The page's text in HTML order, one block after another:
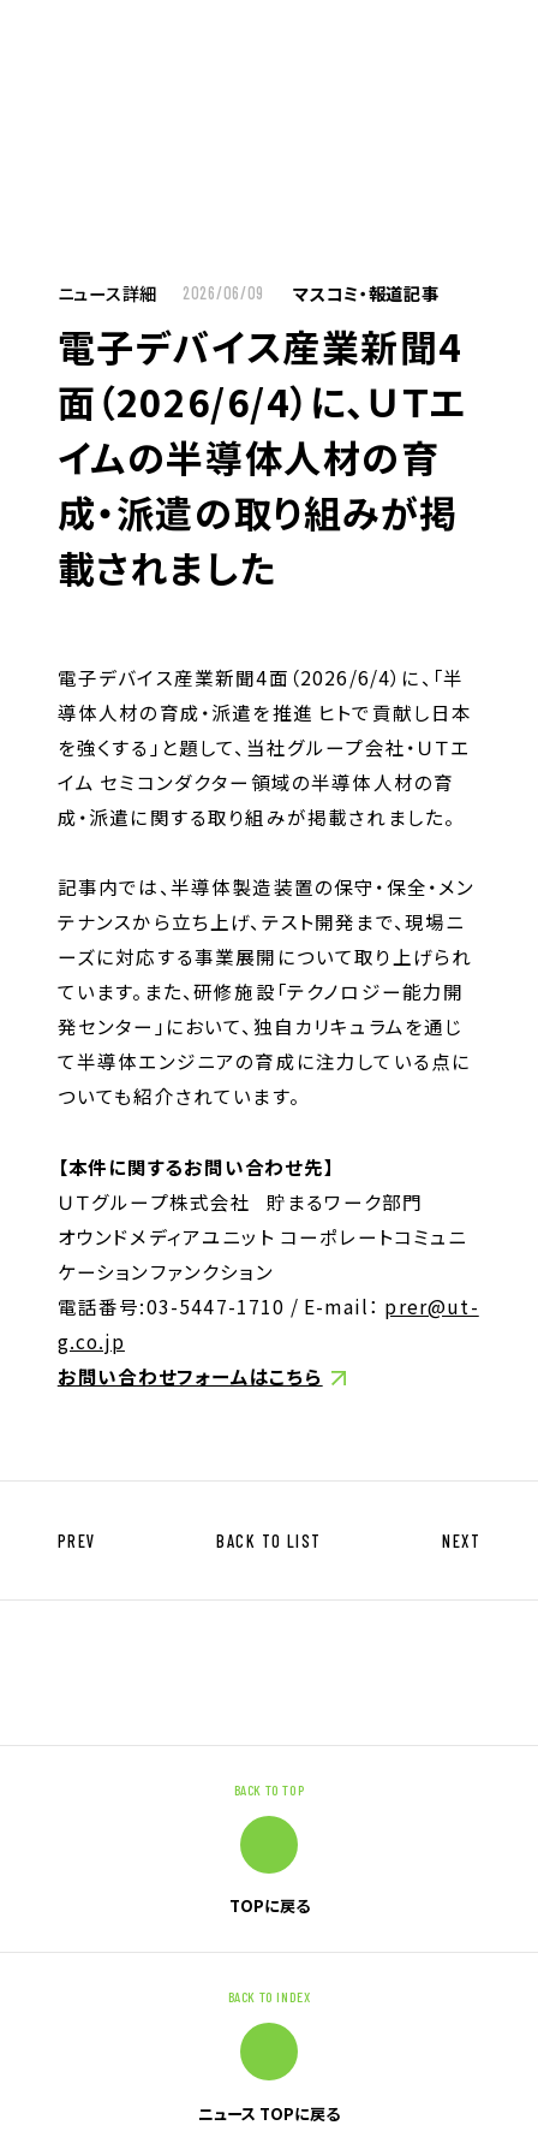
お仕事をお探しの方へ
お仕事をお探しの方へTOP
はたらく人への想い
UTグループの歩み
キャリア形成支援
求人サイト 貯まるワークはこちらか
企業のご担当者様へTOP
サービス・ソリューション一覧
事例紹介
サービスに関するお問い合わせ
お問い合わせ・ご相談
人材派遣・請負に関して
WEB お問い合わせ
資料請求
中途採用に関して
PR・ホームページに関して
サステナビリティ基本方針
株主・投資家の皆様へ
ニュース詳細 2026/06/09 マスコミ・報道記事
電子デバイス産業新聞4
面（2026/6/4）に、ＵＴエ
イムの半導体人材の育
成・派遣の取り組みが掲
載されました
電子デバイス産業新聞4面（2026/6/4）に、「半
導体人材の育成・派遣を推進 ヒトで貢献し日本
を強くする」と題して、当社グループ会社・ＵＴエ
イム セミコンダクター領域の半導体人材の育
成・派遣に関する取り組みが掲載されました。
記事内では、半導体製造装置の保守・保全・メン
テナンスから立ち上げ、テスト開発まで、現場ニ
ーズに対応する事業展開について取り上げられ
ています。また、研修施設「テクノロジー能力開
発センター」において、独自カリキュラムを通じ
て半導体エンジニアの育成に注力している点に
ついても紹介されています。
【本件に関するお問い合わせ先】
ＵＴグループ株式会社 貯まるワーク部門
オウンドメディアユニット コーポレートコミュニ
ケーションファンクション
電話番号:03-5447-1710 / E-mail： prer@ut-
g.co.jp
お問い合わせフォームはこちら
PREV BACK TO LIST NEXT
BACK TO TOP
TOPに戻る
BACK TO INDEX
ニュース TOPに戻る